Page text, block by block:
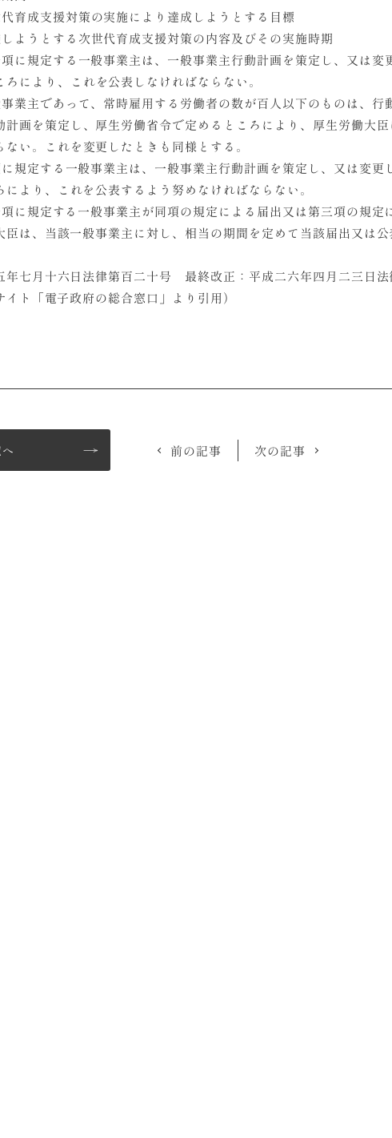
成支援対策の実施により達成しようとする目標
うとする次世代育成支援対策の内容及びその実施時期
規定する一般事業主は、一般事業主行動計画を策定し、又は変
ろにより、これを公表しなければならない。
主であって、常時雇用する労働者の数が百人以下のものは、行
計画を策定し、厚生労働省令で定めるところにより、厚生労働大
ない。これを変更したときも同様とする。
定する一般事業主は、一般事業主行動計画を策定し、又は変更
により、これを公表するよう努めなければならない。
規定する一般事業主が同項の規定による届出又は第三項の規定
臣は、当該一般事業主に対し、相当の期間を定めて当該届出又は
年七月十六日法律第百二十号 最終改正：平成二六年四月二三日法
イト「電子政府の総合窓口」より引用）
前の記事 次の記事